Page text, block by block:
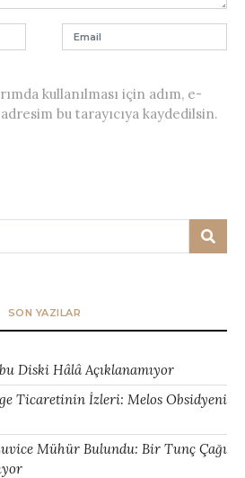
kullanılması için adım, e-
bu tarayıcıya kaydedilsin.
SON YAZILAR
Diski Hâlâ Açıklanamıyor
Ticaretinin İzleri: Melos Obsidyeni
Mühür Bulundu: Bir Tunç Çağı